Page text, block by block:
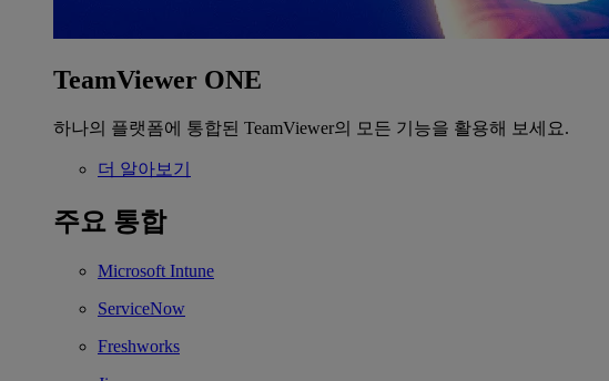
TeamViewer ONE
하나의 플랫폼에 통합된 TeamViewer의 모든 기능을 활용해 보세요.
더 알아보기
주요 통합
Microsoft Intune
ServiceNow
Freshworks